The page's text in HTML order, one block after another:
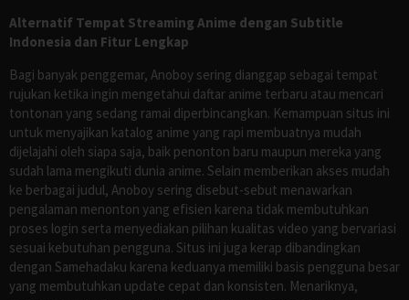
Alternatif Tempat Streaming Anime dengan Subtitle
Indonesia dan Fitur Lengkap
Bagi banyak penggemar, Anoboy sering dianggap sebagai tempat
rujukan ketika ingin mengetahui daftar anime terbaru atau mencari
tontonan yang sedang ramai diperbincangkan. Kemampuan situs ini
untuk menyajikan katalog anime yang rapi membuatnya mudah
dijelajahi oleh siapa saja, baik penonton baru maupun mereka yang
sudah lama mengikuti dunia anime. Selain memberikan akses mudah
ke berbagai judul, Anoboy sering disebut-sebut menawarkan
pengalaman menonton yang efisien karena tidak membutuhkan
proses login serta menyediakan pilihan kualitas video yang bervariasi
sesuai kebutuhan pengguna. Situs ini juga kerap dibandingkan
dengan Samehadaku karena keduanya memiliki basis pengguna besar
yang membutuhkan update cepat dan konsisten. Menariknya,